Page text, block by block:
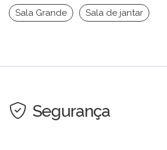
Sala Grande Sala de jantar
Segurança